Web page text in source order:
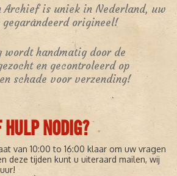
Archief is uniek in Nederland, uw
origineel!
wordt handmatig door de
en gecontroleerd op
schade voor verzending!
NODIG?
van 10:00 to 16:00 klaar om uw vragen
deze tijden kunt u uiteraard mailen, wij